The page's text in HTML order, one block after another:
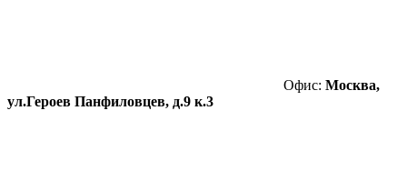
Офис: Москва,
ул.Героев Панфиловцев, д.9 к.3